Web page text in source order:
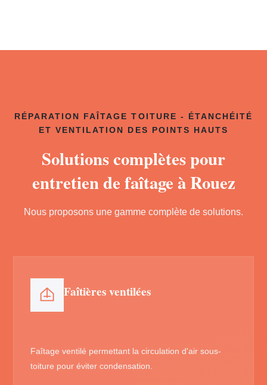
RÉPARATION FAÎTAGE TOITURE - ÉTANCHÉITÉ
ET VENTILATION DES POINTS HAUTS
Solutions complètes pour
entretien de faîtage à Rouez
Nous proposons une gamme complète de solutions.
Faîtières ventilées
Faîtage ventilé permettant la circulation d'air sous-
toiture pour éviter condensation.